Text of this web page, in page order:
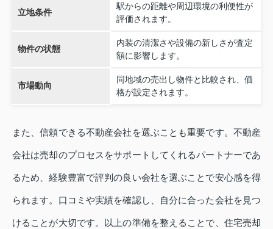
立地条件
駅からの距離や周辺環境の利便性が
評価されます。
物件の状態
内装の清潔さや設備の新しさが査定
額に影響します。
市場動向
同地域の売出し物件と比較され、価
格が設定されます。
また、信頼できる不動産会社を選ぶことも重要です。不動産
会社は売却のプロセスをサポートしてくれるパートナーであ
るため、経験豊富で評判の良い会社を選ぶことで安心感を得
られます。口コミや実績を確認し、自分に合った会社を見つ
けることが大切です。以上の準備を整えることで、住宅売却